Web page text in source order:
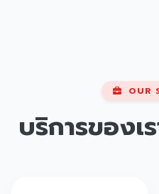
OUR
บริการของเ